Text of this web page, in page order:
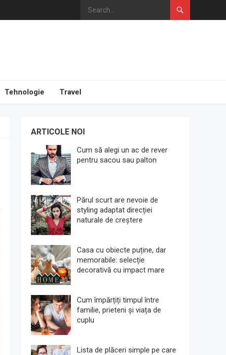
Tehnologie Travel
ARTICOLE NOI
Cum să alegi un ac de rever
pentru sacou sau palton
Părul scurt are nevoie de
styling adaptat direcției
naturale de creștere
Casa cu obiecte puține, dar
memorabile: selecție
decorativă cu impact mare
Cum împărțiți timpul între
familie, prieteni și viața de
cuplu
Lista de plăceri simple pe care